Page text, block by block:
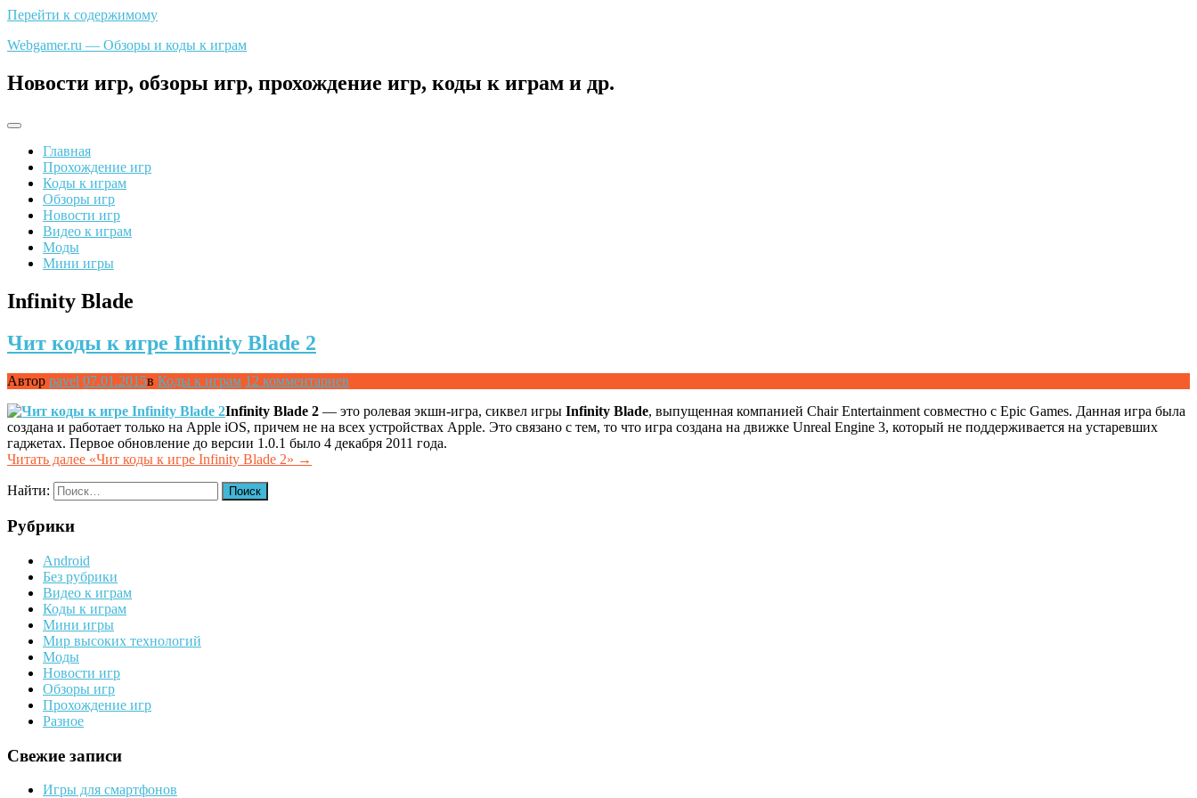
Перейти к содержимому
Webgamer.ru — Обзоры и коды к играм
Новости игр, обзоры игр, прохождение игр, коды к играм и др.
Главная
Прохождение игр
Коды к играм
Обзоры игр
Новости игр
Видео к играм
Моды
Мини игры
Infinity Blade
Чит коды к игре Infinity Blade 2
Автор pavel 07.01.2015в Коды к играм 12 комментариев
Infinity Blade 2 — это ролевая экшн-игра, сиквел игры Infinity Blade, выпущенная компанией Chair Entertainment совместно с Epic Games. Данная игра была
создана и работает только на Apple iOS, причем не на всех устройствах Apple. Это связано с тем, то что игра создана на движке Unreal Engine 3, который не поддерживается на устаревших
гаджетах. Первое обновление до версии 1.0.1 было 4 декабря 2011 года.
Читать далее «Чит коды к игре Infinity Blade 2» →
Найти:
Рубрики
Android
Без рубрики
Видео к играм
Коды к играм
Мини игры
Мир высоких технологий
Моды
Новости игр
Обзоры игр
Прохождение игр
Разное
Свежие записи
Игры для смартфонов